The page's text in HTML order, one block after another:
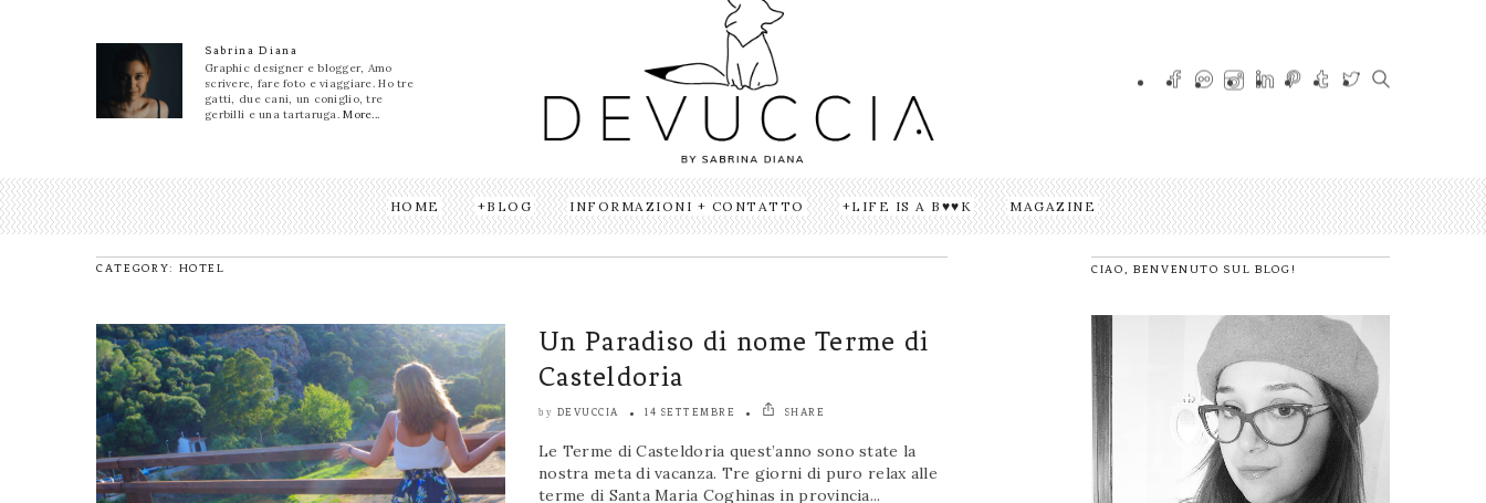
Sabrina Diana
Graphic designer e blogger, Amo
scrivere, fare foto e viaggiare. Ho tre
gatti, due cani, un coniglio, tre
gerbilli e una tartaruga.More...
HOME BLOG INFORMAZIONI + CONTATTO LIFE IS A B♥♥K MAGAZINE
CATEGORY: HOTEL
Un Paradiso di nome Terme di
Casteldoria
by DEVUCCIA 14 SETTEMBRE SHARE
Le Terme di Casteldoria quest’anno sono state la
nostra meta di vacanza. Tre giorni di puro relax alle
terme di Santa Maria Coghinas in provincia...
CIAO, BENVENUTO SUL BLOG!